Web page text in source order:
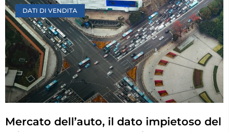
DATI DI VENDITA
Mercato dell’auto, il dato impietoso del